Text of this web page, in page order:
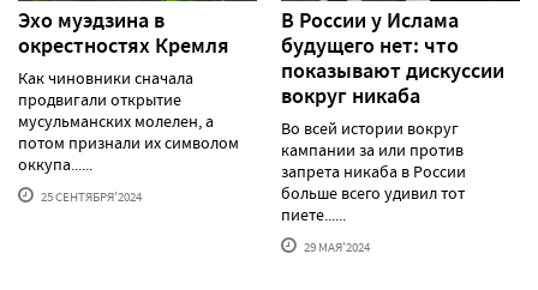
Эхо муэдзина в
окрестностях Кремля
Как чиновники сначала
продвигали открытие
мусульманских молелен, а
потом признали их символом
оккупа......
25 СЕНТЯБРЯ'2024
В России у Ислама
будущего нет: что
показывают дискуссии
вокруг никаба
Во всей истории вокруг
кампании за или против
запрета никаба в России
больше всего удивил тот
пиете......
29 МАЯ'2024